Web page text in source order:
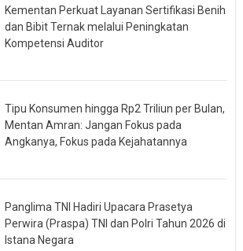
Kementan Perkuat Layanan Sertifikasi Benih
dan Bibit Ternak melalui Peningkatan
Kompetensi Auditor
Tipu Konsumen hingga Rp2 Triliun per Bulan,
Mentan Amran: Jangan Fokus pada
Angkanya, Fokus pada Kejahatannya
Panglima TNI Hadiri Upacara Prasetya
Perwira (Praspa) TNI dan Polri Tahun 2026 di
Istana Negara